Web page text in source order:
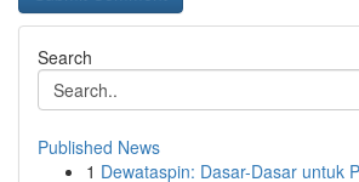
Search
Published News
1 Dewataspin: Dasar-Dasar untuk